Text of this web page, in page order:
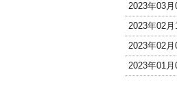
2023年03月
2023年02月
2023年02月
2023年01月